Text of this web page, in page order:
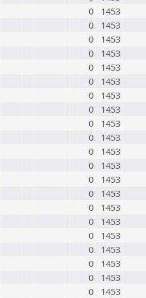
0
1453
0
1453
0
1453
0
1453
0
1453
0
1453
0
1453
0
1453
0
1453
0
1453
0
1453
0
1453
0
1453
0
1453
0
1453
0
1453
0
1453
0
1453
0
1453
0
1453
0
1453